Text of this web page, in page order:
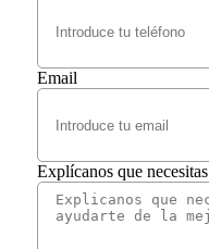
Email
Explícanos que necesitas